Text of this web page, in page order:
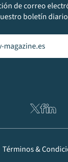
de correo
boletín
Términos &